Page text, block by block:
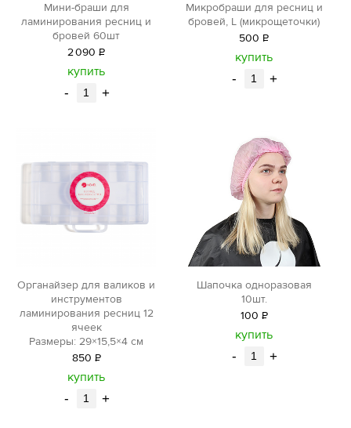
Мини-браши для
ламинирования ресниц и
бровей 60шт
2090 Р
уб.
купить
- +
Микробраши для ресниц и
бровей, L (микрощеточки)
500 Р
уб.
купить
- +
Органайзер для валиков и
инструментов
ламинирования ресниц 12
ячеек
Размеры: 29×15,5×4 см
850 Р
уб.
купить
- +
Шапочка одноразовая
10шт.
100 Р
уб.
купить
- +